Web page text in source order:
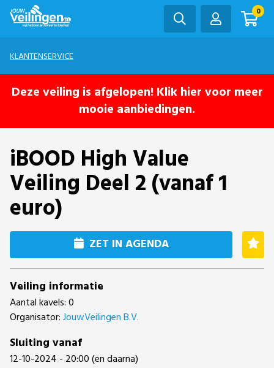
0
KLANTENSERVICE
Deze veiling is afgelopen! Klik hier voor meer
mooie aanbiedingen.
iBOOD High Value
Veiling Deel 2 (vanaf 1
euro)
ZET IN AGENDA
Veiling informatie
Aantal kavels: 0
Organisator:JouwVeilingen B.V.
Sluiting vanaf
12-10-2024 - 20:00 (en daarna)